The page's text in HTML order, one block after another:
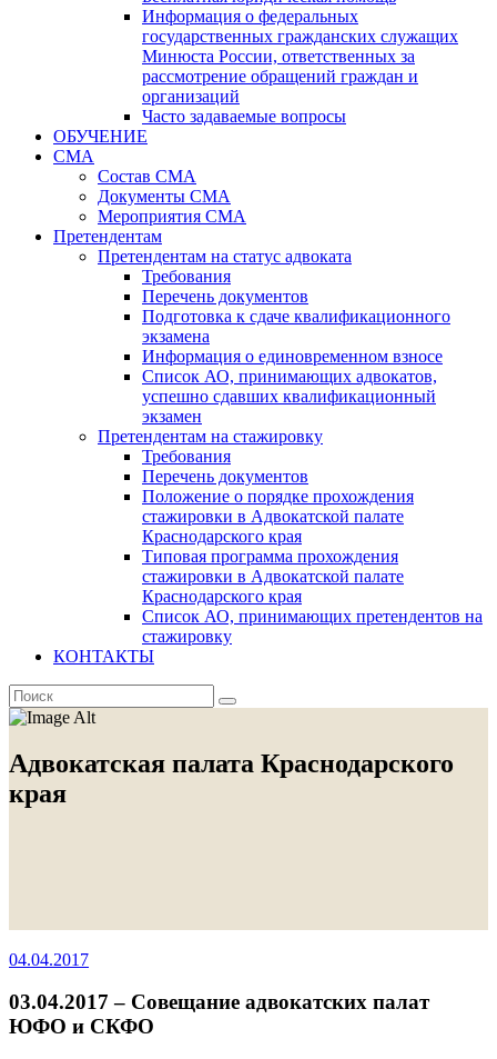
Информация о федеральных
государственных гражданских служащих
Минюста России, ответственных за
рассмотрение обращений граждан и
организаций
Часто задаваемые вопросы
ОБУЧЕНИЕ
СМА
Состав СМА
Документы СМА
Мероприятия СМА
Претендентам
Претендентам на статус адвоката
Требования
Перечень документов
Подготовка к сдаче квалификационного
экзамена
Информация о единовременном взносе
Список АО, принимающих адвокатов,
успешно сдавших квалификационный
экзамен
Претендентам на стажировку
Требования
Перечень документов
Положение о порядке прохождения
стажировки в Адвокатской палате
Краснодарского края
Типовая программа прохождения
стажировки в Адвокатской палате
Краснодарского края
Список АО, принимающих претендентов на
стажировку
КОНТАКТЫ
Адвокатская палата Краснодарского
края
04.04.2017
03.04.2017 – Совещание адвокатских палат
ЮФО и СКФО